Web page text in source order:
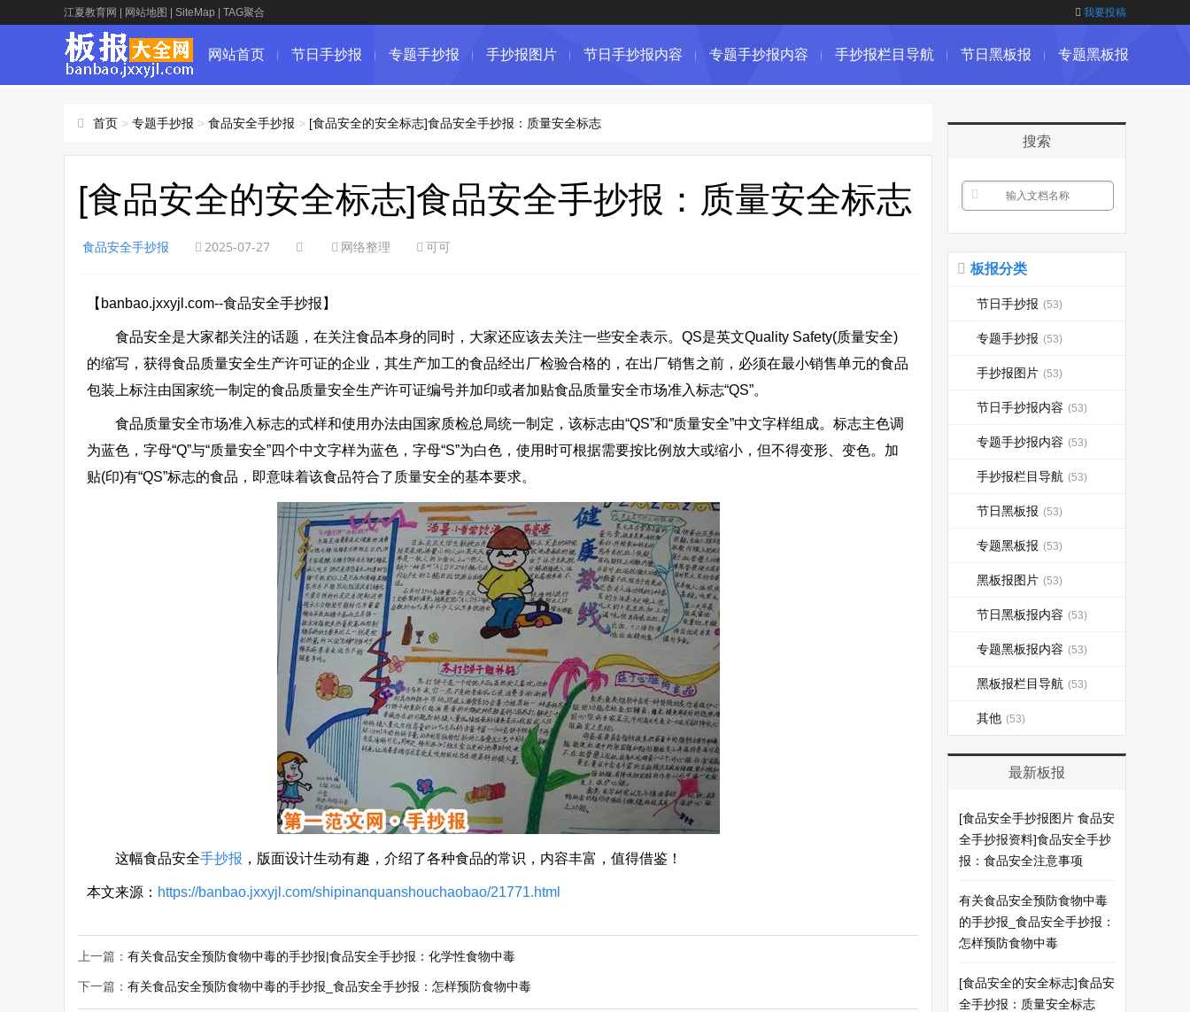
江夏教育网 网站地图 SiteMap TAG聚合 我要投稿
网站首页 节日手抄报 专题手抄报 手抄报图片 节日手抄报内容 专题手抄报内容 手抄报栏目导航 节日黑板报 专题黑板报
首页 > 专题手抄报 > 食品安全手抄报 > [食品安全的安全标志]食品安全手抄报：质量安全标志
[食品安全的安全标志]食品安全手抄报：质量安全标志
食品安全手抄报 2025-07-27 网络整理 可可
【banbao.jxxyjl.com--食品安全手抄报】
食品安全是大家都关注的话题，在关注食品本身的同时，大家还应该去关注一些安全表示。QS是英文Quality Safety(质量安全)
的缩写，获得食品质量安全生产许可证的企业，其生产加工的食品经出厂检验合格的，在出厂销售之前，必须在最小销售单元的食品
包装上标注由国家统一制定的食品质量安全生产许可证编号并加印或者加贴食品质量安全市场准入标志“QS”。
食品质量安全市场准入标志的式样和使用办法由国家质检总局统一制定，该标志由“QS”和“质量安全”中文字样组成。标志主色调
为蓝色，字母“Q”与“质量安全”四个中文字样为蓝色，字母“S”为白色，使用时可根据需要按比例放大或缩小，但不得变形、变色。加
贴(印)有“QS”标志的食品，即意味着该食品符合了质量安全的基本要求。
这幅食品安全手抄报 ，版面设计生动有趣，介绍了各种食品的常识，内容丰富，值得借鉴！
本文来源： https://banbao.jxxyjl.com/shipinanquanshouchaobao/21771.html
上一篇： 有关食品安全预防食物中毒的手抄报|食品安全手抄报：化学性食物中毒
下一篇： 有关食品安全预防食物中毒的手抄报_食品安全手抄报：怎样预防食物中毒
搜索
板报分类
节日手抄报 (53)
专题手抄报 (53)
手抄报图片 (53)
节日手抄报内容 (53)
专题手抄报内容 (53)
手抄报栏目导航 (53)
节日黑板报 (53)
专题黑板报 (53)
黑板报图片 (53)
节日黑板报内容 (53)
专题黑板报内容 (53)
黑板报栏目导航 (53)
其他 (53)
最新板报
[食品安全手抄报图片 食品安
全手抄报资料]食品安全手抄
报：食品安全注意事项
有关食品安全预防食物中毒
的手抄报_食品安全手抄报：
怎样预防食物中毒
[食品安全的安全标志]食品安
全手抄报：质量安全标志